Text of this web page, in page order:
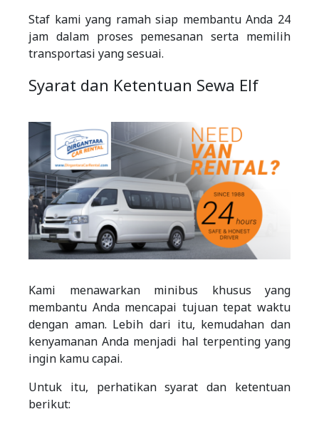
Staf kami yang ramah siap membantu Anda 24
jam dalam proses pemesanan serta memilih
transportasi yang sesuai.
Syarat dan Ketentuan Sewa Elf
Kami menawarkan minibus khusus yang
membantu Anda mencapai tujuan tepat waktu
dengan aman. Lebih dari itu, kemudahan dan
kenyamanan Anda menjadi hal terpenting yang
ingin kamu capai.
Untuk itu, perhatikan syarat dan ketentuan
berikut: